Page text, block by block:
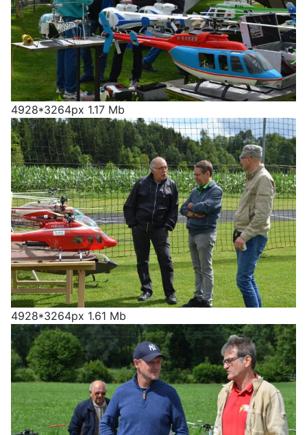
4928*3264px 1.17 Mb
4928*3264px 1.61 Mb